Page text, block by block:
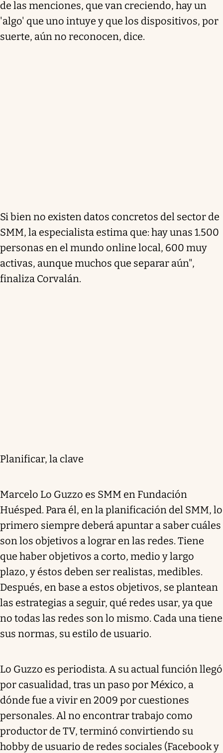
de las menciones, que van creciendo, hay un
'algo' que uno intuye y que los dispositivos, por
suerte, aún no reconocen, dice.
Si bien no existen datos concretos del sector de
SMM, la especialista estima que: hay unas 1.500
personas en el mundo online local, 600 muy
activas, aunque muchos que separar aún",
finaliza Corvalán.
Planificar, la clave
Marcelo Lo Guzzo es SMM en Fundación
Huésped. Para él, en la planificación del SMM, lo
primero siempre deberá apuntar a saber cuáles
son los objetivos a lograr en las redes. Tiene
que haber objetivos a corto, medio y largo
plazo, y éstos deben ser realistas, medibles.
Después, en base a estos objetivos, se plantean
las estrategias a seguir, qué redes usar, ya que
no todas las redes son lo mismo. Cada una tiene
sus normas, su estilo de usuario.
Lo Guzzo es periodista. A su actual función llegó
por casualidad, tras un paso por México, a
dónde fue a vivir en 2009 por cuestiones
personales. Al no encontrar trabajo como
productor de TV, terminó convirtiendo su
hobby de usuario de redes sociales (Facebook y